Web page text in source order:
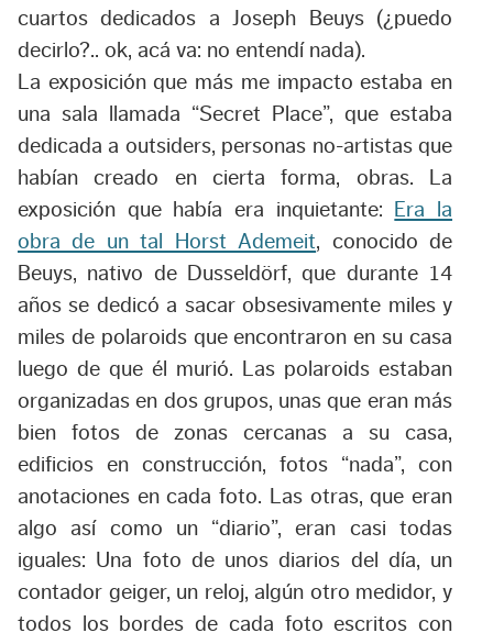
cuartos dedicados a Joseph Beuys (¿puedo
decirlo?.. ok, acá va: no entendí nada).
La exposición que más me impacto estaba en
una sala llamada “Secret Place”, que estaba
dedicada a outsiders, personas no-artistas que
habían creado en cierta forma, obras. La
exposición que había era inquietante:
Era la
obra de un tal Horst Ademeit, conocido de
Beuys, nativo de Dusseldörf, que durante 14
años se dedicó a sacar obsesivamente miles y
miles de polaroids que encontraron en su casa
luego de que él murió. Las polaroids estaban
organizadas en dos grupos, unas que eran más
bien fotos de zonas cercanas a su casa,
edificios en construcción, fotos “nada”, con
anotaciones en cada foto. Las otras, que eran
algo así como un “diario”, eran casi todas
iguales: Una foto de unos diarios del día, un
contador geiger, un reloj, algún otro medidor, y
todos los bordes de cada foto escritos con